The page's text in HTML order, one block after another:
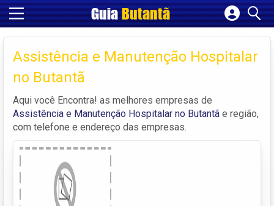
GuiaButantã
Cadastrar empresa
Criar conta
Assistência e Manutenção Hospitalar
no Butantã
Aqui você Encontra! as melhores empresas de
Assistência e Manutenção Hospitalar no Butantã e região,
com telefone e endereço das empresas.